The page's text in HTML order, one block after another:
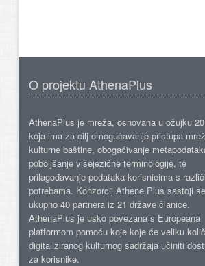
O projektu AthenaPlus
AthenaPlus je mreža, osnovana u ožujku
koja ima za cilj omogućavanje pristupa
kulturne baštine, obogaćivanje
poboljšanje višejezične terminologije, te
prilagođavanje podataka korisnicima s
potrebama. Konzorcij Athene Plus sastoji
ukupno 40 partnera iz 21 države članice.
AthenaPlus je usko povezana s Europeana
platformom pomoću koje koje će veliku
digitaliziranog kulturnog sadržaja učiniti
za korisnike.